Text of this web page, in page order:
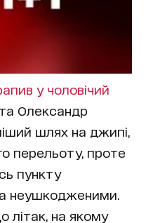
у чоловічий
Олександр
шлях на джипі,
перельоту, проте
пункту
неушкодженими.
літак, на якому